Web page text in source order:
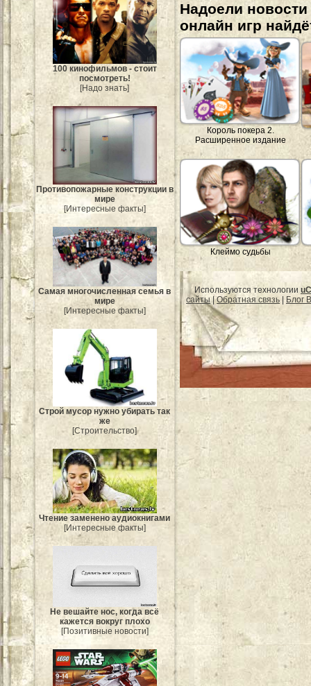
100 кинофильмов - стоит
посмотреть!
[Надо знать]
Противопожарные конструкции в
мире
[Интересные факты]
Самая многочисленная семья в
мире
[Интересные факты]
Строй мусор нужно убирать так
же
[Строительство]
Чтение заменено аудиокнигами
[Интересные факты]
Не вешайте нос, когда всё
кажется вокруг плохо
[Позитивные новости]
Надоели
онлайн игр
Король покера 2.
Расширенное издание
Клеймо судьбы
Используются технологии
сайты|Обратная связь Блог